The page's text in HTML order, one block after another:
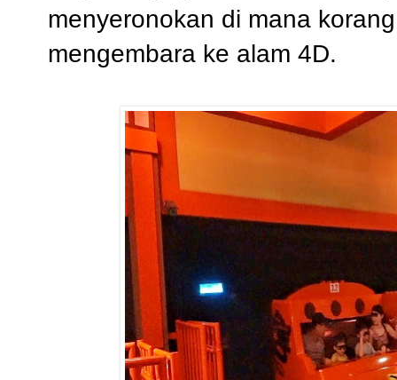
menyeronokan di mana
mengembara ke alam 4D.